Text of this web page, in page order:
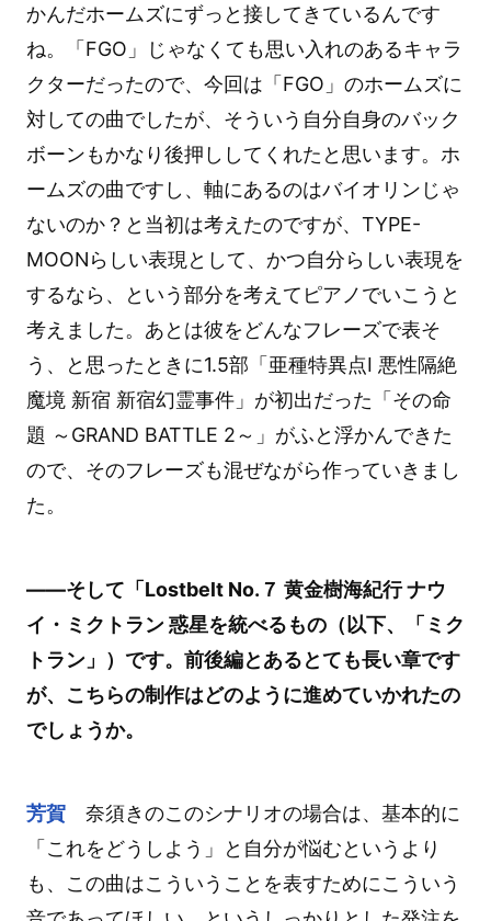
かんだホームズにずっと接してきているんです
ね。「FGO」じゃなくても思い入れのあるキャラ
クターだったので、今回は「FGO」のホームズに
対しての曲でしたが、そういう自分自身のバック
ボーンもかなり後押ししてくれたと思います。ホ
ームズの曲ですし、軸にあるのはバイオリンじゃ
ないのか？と当初は考えたのですが、TYPE-
MOONらしい表現として、かつ自分らしい表現を
するなら、という部分を考えてピアノでいこうと
考えました。あとは彼をどんなフレーズで表そ
う、と思ったときに1.5部「亜種特異点Ⅰ 悪性隔絶
魔境 新宿 新宿幻霊事件」が初出だった「その命
題 ～GRAND BATTLE 2～」がふと浮かんできた
ので、そのフレーズも混ぜながら作っていきまし
た。
――そして「Lostbelt No.７ 黄金樹海紀行 ナウ
イ・ミクトラン 惑星を統べるもの（以下、「ミク
トラン」）です。前後編とあるとても長い章です
が、こちらの制作はどのように進めていかれたの
でしょうか。
芳賀奈須きのこのシナリオの場合は、基本的に
「これをどうしよう」と自分が悩むというより
も、この曲はこういうことを表すためにこういう